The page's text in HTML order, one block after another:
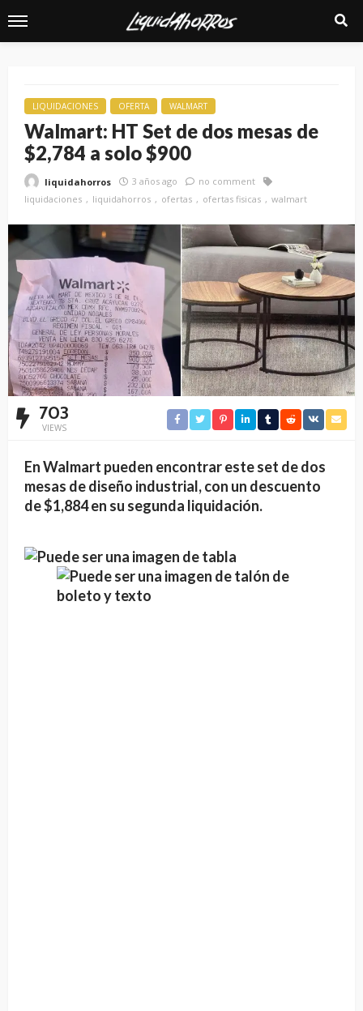
LIQUIDACIONES OFERTA WALMART
Walmart: HT Set de dos mesas de
$2,784 a solo $900
liquidahorros 3 años ago
no comment
liquidaciones
liquidahorros ofertas ofertas fisicas walmart
703
VIEWS
En Walmart pueden encontrar este set de dos
mesas de diseño industrial, con un descuento
de $1,884 en su segunda liquidación.